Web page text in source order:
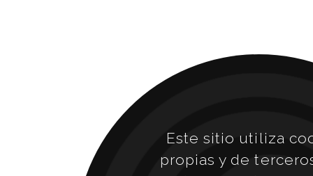
Este sitio utiliza
propias y de